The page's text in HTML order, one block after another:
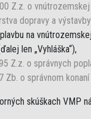
Z.z. o
dopravy a
na
len „Vyhláška“),
Z.z. o správnych
Zb. o správnom
skúškach VMP